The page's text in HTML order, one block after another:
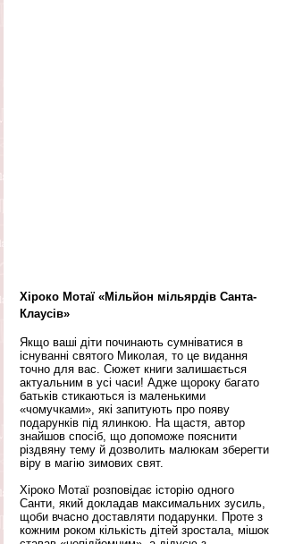
Хіроко Мотаї «Мільйон мільярдів Санта-
Клаусів»
Якщо ваші діти починають сумніватися в
існуванні святого Миколая, то це видання
точно для вас. Сюжет книги залишається
актуальним в усі часи! Адже щороку багато
батьків стикаються із маленькими
«чомучками», які запитують про появу
подарунків під ялинкою. На щастя, автор
знайшов спосіб, що допоможе пояснити
різдвяну тему й дозволить малюкам зберегти
віру в магію зимових свят.
Хіроко Мотаї розповідає історію одного
Санти, який докладав максимальних зусиль,
щоби вчасно доставляти подарунки. Проте з
кожним роком кількість дітей зростала, мішок